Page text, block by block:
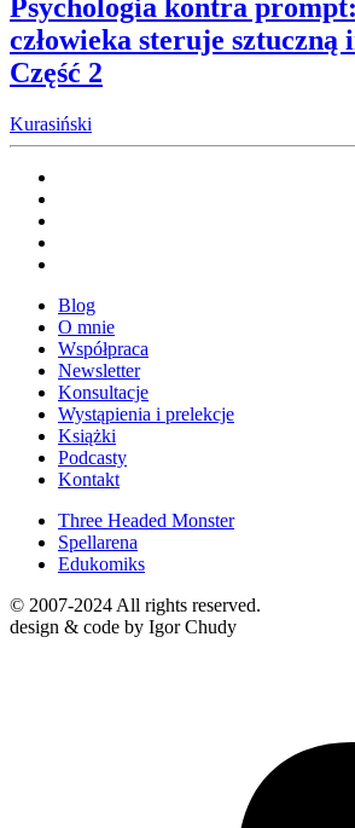
Psychologia kontra
człowieka steruje sztuczną
Część 2
Kurasiński
Blog
O mnie
Współpraca
Newsletter
Konsultacje
Wystąpienia i prelekcje
Książki
Podcasty
Kontakt
Three Headed Monster
Spellarena
Edukomiks
© 2007-2024 All rights reserved.
design & code by Igor Chudy